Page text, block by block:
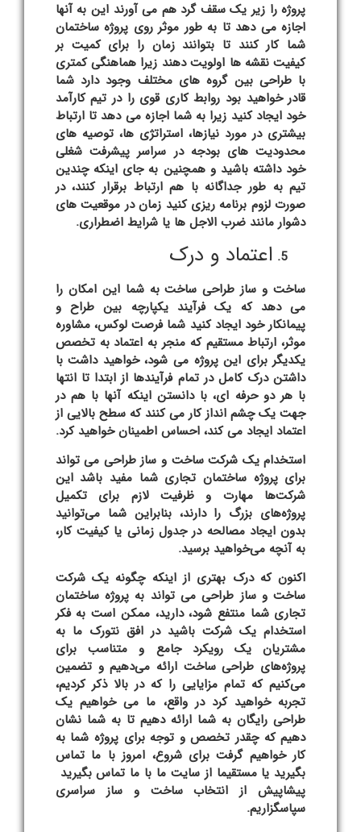
پروژه را زیر یک سقف گرد هم می آورند این به آنها
اجازه می دهد تا به طور موثر روی پروژه ساختمان
شما کار کنند تا بتوانند زمان را برای کمیت بر
کیفیت نقشه ها اولویت دهند زیرا هماهنگی کمتری
با طراحی بین گروه های مختلف وجود دارد شما
قادر خواهید بود روابط کاری قوی را در تیم کارآمد
خود ایجاد کنید زیرا به شما اجازه می دهد تا ارتباط
بیشتری در مورد نیازها، استراتژی ها، توصیه های
محدودیت های بودجه در سراسر پیشرفت شغلی
خود داشته باشید و همچنین به جای اینکه چندین
تیم به طور جداگانه با هم ارتباط برقرار کنند، در
صورت لزوم برنامه ریزی کنید زمان در موقعیت های
دشوار مانند ضرب الاجل ها یا شرایط اضطراری.
اعتماد و درک
ساخت و ساز طراحی ساخت به شما این امکان را
می دهد که یک فرآیند یکپارچه بین طراح و
پیمانکار خود ایجاد کنید شما فرصت لوکس، مشاوره
موثر، ارتباط مستقیم که منجر به اعتماد به تخصص
یکدیگر برای این پروژه می شود، خواهید داشت با
داشتن درک کامل در تمام فرآیندها از ابتدا تا انتها
با هر دو حرفه ای، با دانستن اینکه آنها با هم در
جهت یک چشم انداز کار می کنند که سطح بالایی از
اعتماد ایجاد می کند، احساس اطمینان خواهید کرد.
استخدام یک شرکت ساخت و ساز طراحی می تواند
برای پروژه ساختمان تجاری شما مفید باشد این
شرکت‌ها مهارت و ظرفیت لازم برای تکمیل
پروژه‌های بزرگ را دارند، بنابراین شما می‌توانید
بدون ایجاد مصالحه در جدول زمانی یا کیفیت کار،
به آنچه می‌خواهید برسید.
اکنون که درک بهتری از اینکه چگونه یک شرکت
ساخت و ساز طراحی می تواند به پروژه ساختمان
تجاری شما منتفع شود، دارید، ممکن است به فکر
استخدام یک شرکت باشید در افق نتورک ما به
مشتریان یک رویکرد جامع و متناسب برای
پروژه‌های طراحی ساخت ارائه می‌دهیم و تضمین
می‌کنیم که تمام مزایایی را که در بالا ذکر کردیم،
تجربه خواهید کرد در واقع، ما می خواهیم یک
طراحی رایگان به شما ارائه دهیم تا به شما نشان
دهیم که چقدر تخصص و توجه برای پروژه شما به
کار خواهیم گرفت برای شروع، امروز با ما تماس
بگیرید یا مستقیما از سایت ما با ما تماس بگیرید
پیشاپیش از انتخاب ساخت و ساز سراسری
سپاسگزاریم.